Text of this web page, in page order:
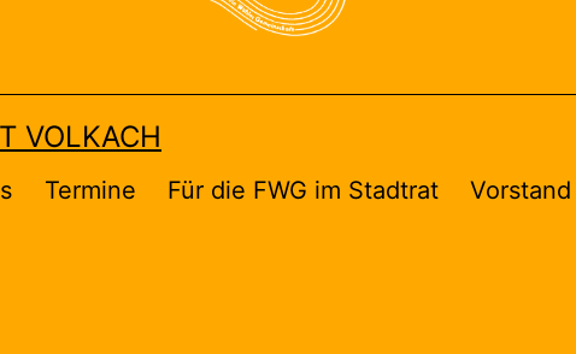
VOLKACH
Termine Für die FWG im Stadtrat Vorstand